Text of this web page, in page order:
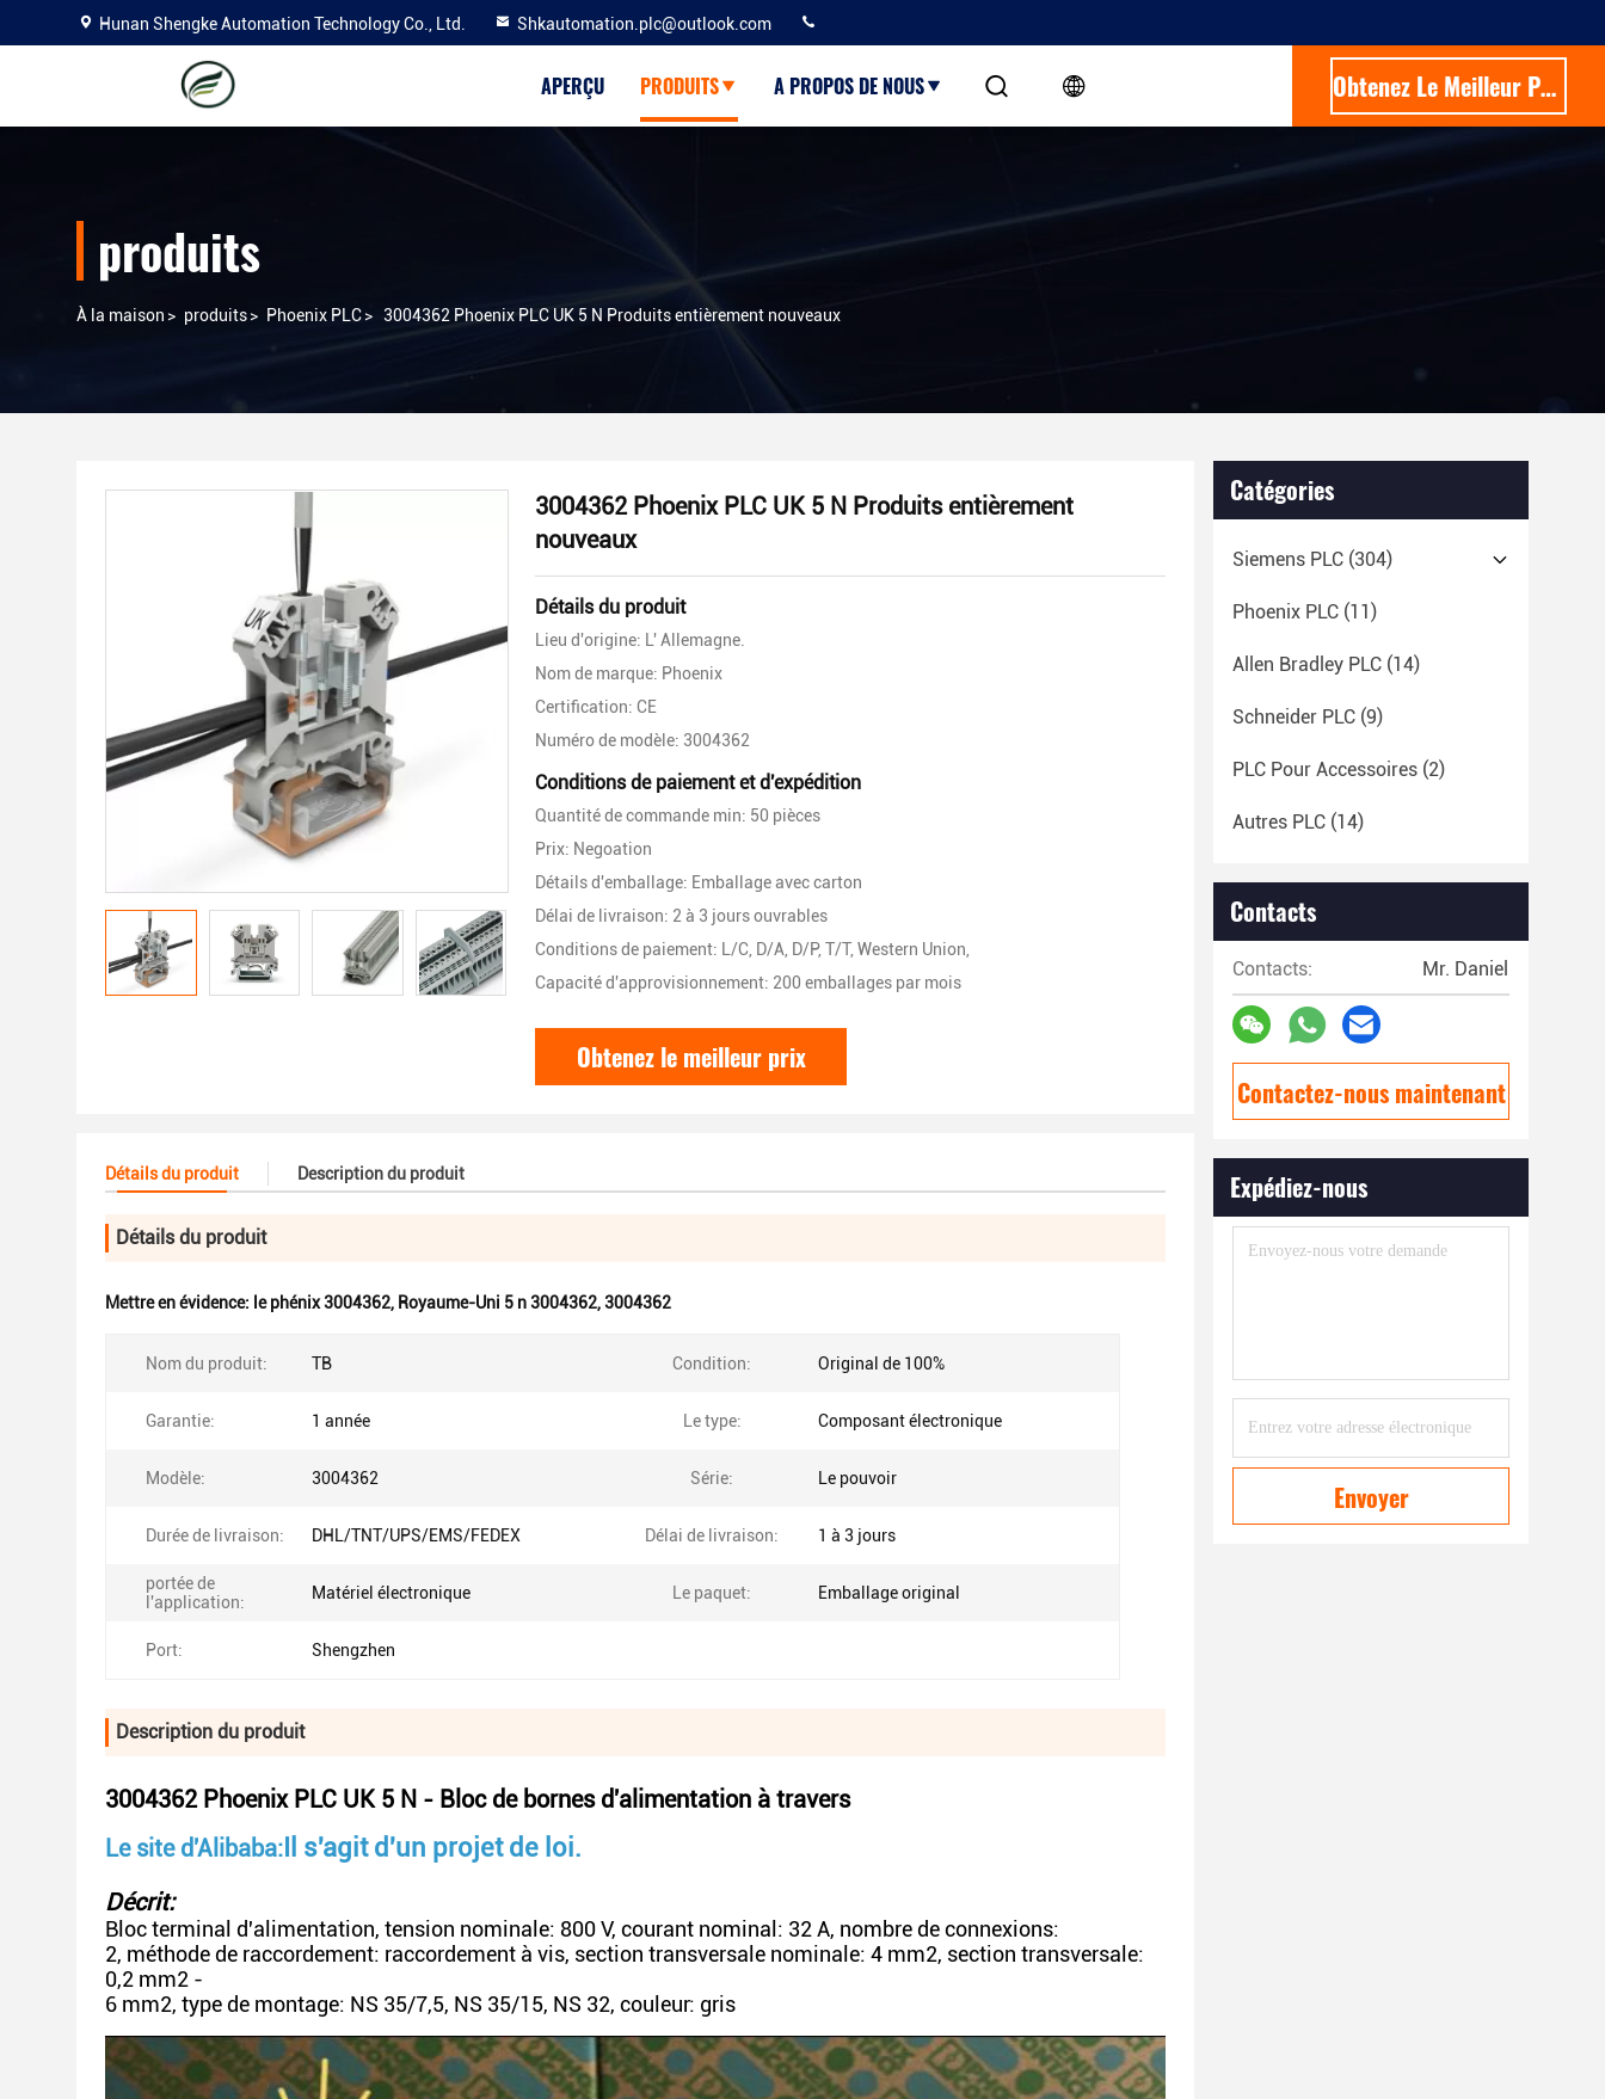
Hunan Shengke Automation Technology Co., Ltd. Shkautomation.plc@outlook.com
APERÇU PRODUITS A PROPOS DE NOUS Obtenez Le Meilleur Prix
produits
À la maison > produits> Phoenix PLC> 3004362 Phoenix PLC UK 5 N Produits entièrement nouveaux
3004362 Phoenix PLC UK 5 N Produits entièrement
nouveaux
Détails du produit
Lieu d'origine: L' Allemagne.
Nom de marque: Phoenix
Certification: CE
Numéro de modèle: 3004362
Conditions de paiement et d'expédition
Quantité de commande min: 50 pièces
Prix: Negoation
Détails d'emballage: Emballage avec carton
Délai de livraison: 2 à 3 jours ouvrables
Conditions de paiement: L/C, D/A, D/P, T/T, Western Union,
Capacité d'approvisionnement: 200 emballages par mois
Obtenez le meilleur prix
Détails du produit Description du produit
Détails du produit
Mettre en évidence: le phénix 3004362, Royaume-Uni 5 n 3004362,3004362
Nom du produit: TB Condition: Original de 100%
Garantie: 1 année Le type: Composant électronique
Modèle: 3004362 Série: Le pouvoir
Durée de livraison: DHL/TNT/UPS/EMS/FEDEX Délai de livraison: 1 à 3 jours
portée de
l'application:
Matériel électronique Le paquet: Emballage original
Port: Shengzhen
Description du produit
3004362 Phoenix PLC UK 5 N - Bloc de bornes d'alimentation à travers
Le site d'Alibaba: Il s'agit d'un projet de loi.
Décrit:
Bloc terminal d'alimentation, tension nominale: 800 V, courant nominal: 32 A, nombre de connexions:
2, méthode de raccordement: raccordement à vis, section transversale nominale: 4 mm2, section transversale:
0,2 mm2 -
6 mm2, type de montage: NS 35/7,5, NS 35/15, NS 32, couleur: gris
Catégories
Siemens PLC (304)
Phoenix PLC (11)
Allen Bradley PLC (14)
Schneider PLC (9)
PLC Pour Accessoires (2)
Autres PLC (14)
Contacts
Contacts: Mr. Daniel
Contactez-nous maintenant
Expédiez-nous
Envoyer